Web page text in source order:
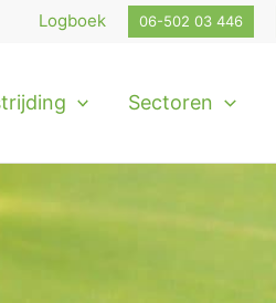
Logboek 06-502 03 446
Sectoren